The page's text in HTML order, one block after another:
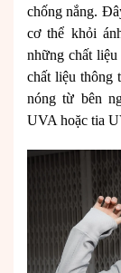
chống nắng.
cơ thể khỏi
những chất
chất liệu thông
nóng từ bên
UVA hoặc tia